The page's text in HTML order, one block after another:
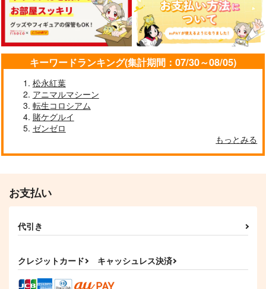
キーワードランキング(集計期間：07/30～08/05)
松永紅葉
アニマルマシーン
転生コロシアム
賭ケグルイ
ゼンゼロ
もっとみる
お支払い
代引き
クレジットカード キャッシュレス決済